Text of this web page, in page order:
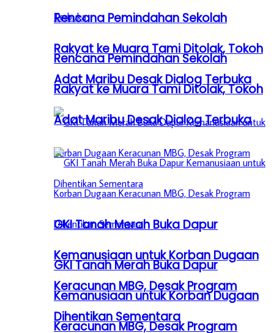
Rencana Pemindahan Sekolah
Rakyat ke Muara Tami Ditolak, Tokoh
Adat Maribu Desak Dialog Terbuka
GKI Tanah Merah Buka Dapur
Kemanusiaan untuk Korban Dugaan
Keracunan MBG, Desak Program
Dihentikan Sementara
Rencana Pemindahan Sekolah
Rakyat ke Muara Tami Ditolak, Tokoh
Adat Maribu Desak Dialog Terbuka
GKI Tanah Merah Buka Dapur
Kemanusiaan untuk Korban Dugaan
Keracunan MBG, Desak Program